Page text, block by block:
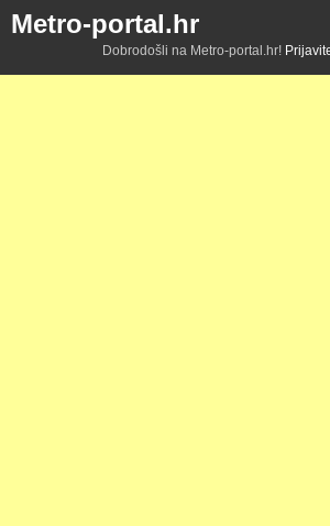
Metro-portal.hr
Dobrodošli na Metro-portal.hr!